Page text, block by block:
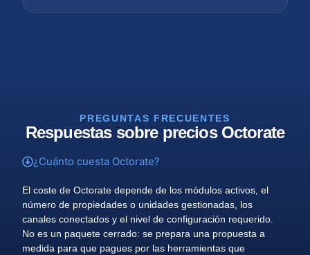
PREGUNTAS FRECUENTES
Respuestas sobre precios Octorate
¿Cuánto cuesta Octorate?
El coste de Octorate depende de los módulos activos, el
número de propiedades o unidades gestionadas, los
canales conectados y el nivel de configuración requerido.
No es un paquete cerrado: se prepara una propuesta a
medida para que pagues por las herramientas que